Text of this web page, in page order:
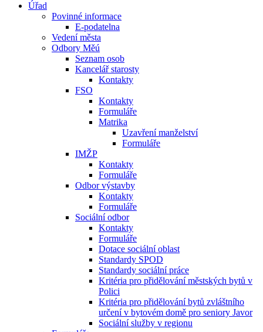
Úřad
Povinné informace
E-podatelna
Vedení města
Odbory Měú
Seznam osob
Kancelář starosty
Kontakty
FSO
Kontakty
Formuláře
Matrika
Uzavření manželství
Formuláře
IMŽP
Kontakty
Formuláře
Odbor výstavby
Kontakty
Formuláře
Sociální odbor
Kontakty
Formuláře
Dotace sociální oblast
Standardy SPOD
Standardy sociální práce
Kritéria pro přidělování městských bytů v
Polici
Kritéria pro přidělování bytů zvláštního
určení v bytovém domě pro seniory Javor
Sociální služby v regionu